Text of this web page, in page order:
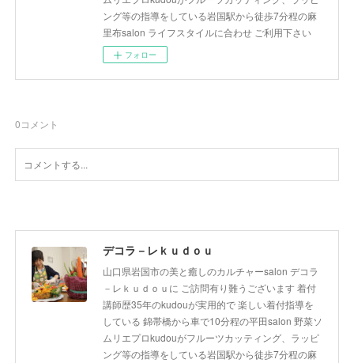
ング等の指導をしている岩国駅から徒歩7分程の麻
里布salon ライフスタイルに合わせ ご利用下さい
フォロー
0コメント
デコラ－レｋｕｄｏｕ
山口県岩国市の美と癒しのカルチャーsalon デコラ
－レｋｕｄｏｕに ご訪問有り難うございます 着付
講師歴35年のkudouが実用的で 楽しい着付指導を
している 錦帯橋から車で10分程の平田salon 野菜ソ
ムリエプロkudouがフルーツカッティング、ラッピ
ング等の指導をしている岩国駅から徒歩7分程の麻